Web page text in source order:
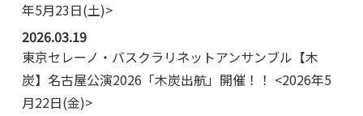
年5月23日(土)>
2026.03.19
東京セレーノ・バスクラリネットアンサンブル【木
炭】名古屋公演2026「木炭出航」開催！！ <2026年5
月22日(金)>